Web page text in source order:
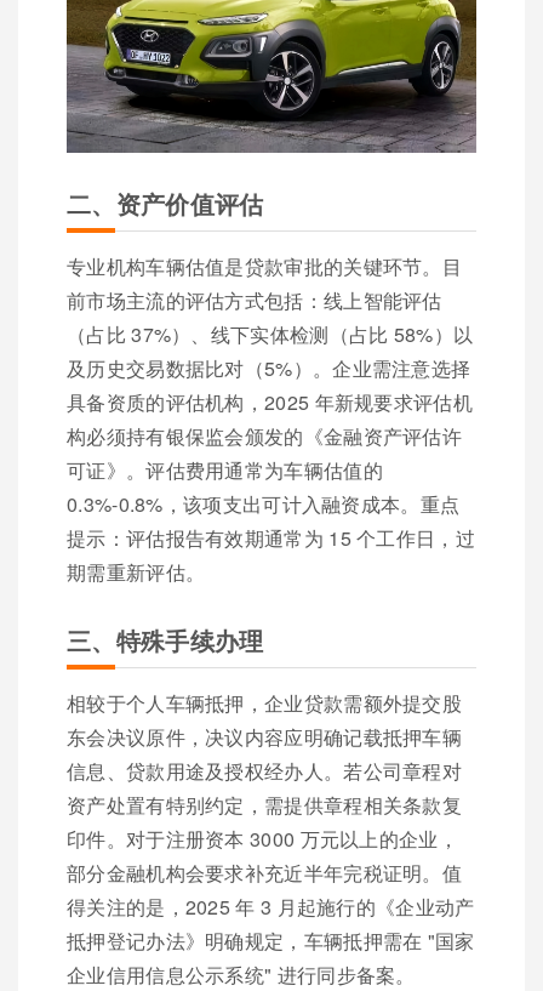
二、资产价值评估
专业机构车辆估值是贷款审批的关键环节。目
前市场主流的评估方式包括：线上智能评估
（占比 37%）、线下实体检测（占比 58%）以
及历史交易数据比对（5%）。企业需注意选择
具备资质的评估机构，2025 年新规要求评估机
构必须持有银保监会颁发的《金融资产评估许
可证》。评估费用通常为车辆估值的
0.3%-0.8%，该项支出可计入融资成本。重点
提示：评估报告有效期通常为 15 个工作日，过
期需重新评估。
三、特殊手续办理
相较于个人车辆抵押，企业贷款需额外提交股
东会决议原件，决议内容应明确记载抵押车辆
信息、贷款用途及授权经办人。若公司章程对
资产处置有特别约定，需提供章程相关条款复
印件。对于注册资本 3000 万元以上的企业，
部分金融机构会要求补充近半年完税证明。值
得关注的是，2025 年 3 月起施行的《企业动产
抵押登记办法》明确规定，车辆抵押需在 "国家
企业信用信息公示系统" 进行同步备案。